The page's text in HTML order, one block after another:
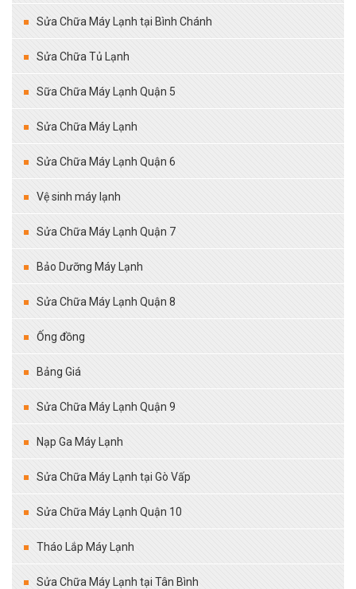
Sửa Chữa Máy Lạnh tại Bình Chánh
Sửa Chữa Tủ Lạnh
Sữa Chữa Máy Lạnh Quận 5
Sửa Chữa Máy Lạnh
Sửa Chữa Máy Lạnh Quận 6
Vệ sinh máy lạnh
Sửa Chữa Máy Lạnh Quận 7
Bảo Dưỡng Máy Lạnh
Sửa Chữa Máy Lạnh Quận 8
Ống đồng
Bảng Giá
Sửa Chữa Máy Lạnh Quận 9
Nạp Ga Máy Lạnh
Sửa Chữa Máy Lạnh tại Gò Vấp
Sửa Chữa Máy Lạnh Quận 10
Tháo Lắp Máy Lạnh
Sửa Chữa Máy Lạnh tại Tân Bình